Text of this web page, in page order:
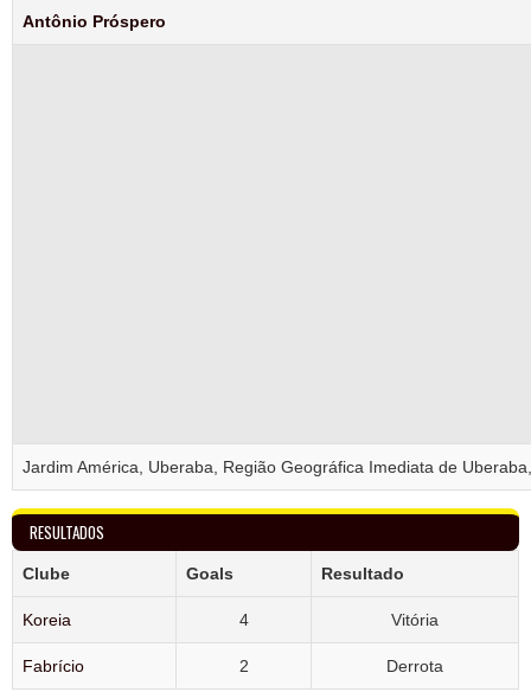
Antônio Próspero
Jardim América, Uberaba, Região Geográfica Imediata de
RESULTADOS
Clube Goals Resultado
Koreia 4 Vitória
Fabrício 2 Derrota